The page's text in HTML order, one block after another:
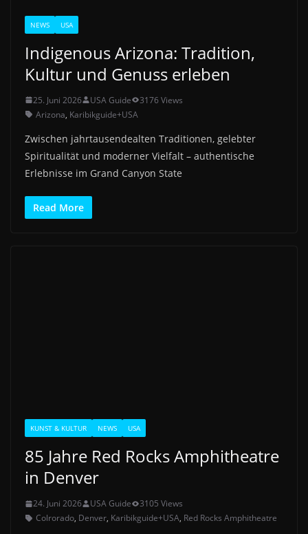
NEWS USA
Indigenous Arizona: Tradition,
Kultur und Genuss erleben
25. Juni 2026 USA Guide
3176 Views
Arizona, Karibikguide+USA
Zwischen jahrtausendealten Traditionen, gelebter
Spiritualität und moderner Vielfalt – authentische
Erlebnisse im Grand Canyon State
Read More
KUNST & KULTUR NEWS USA
85 Jahre Red Rocks Amphitheatre
in Denver
24. Juni 2026 USA Guide
3105 Views
Colrorado, Denver, Karibikguide+USA, Red Rocks Amphitheatre